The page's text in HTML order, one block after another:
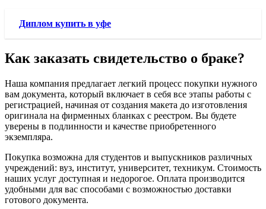
Диплом купить в уфе
Как заказать свидетельство о браке?
Наша компания предлагает легкий процесс покупки нужного
вам документа, который включает в себя все этапы работы с
регистрацией, начиная от создания макета до изготовления
оригинала на фирменных бланках с реестром. Вы будете
уверены в подлинности и качестве приобретенного
экземпляра.
Покупка возможна для студентов и выпускников различных
учреждений: вуз, институт, университет, техникум. Стоимость
наших услуг доступная и недорогое. Оплата производится
удобными для вас способами с возможностью доставки
готового документа.